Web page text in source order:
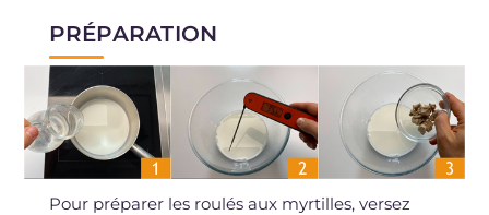
PRÉPARATION
Pour préparer les roulés aux myrtilles, versez